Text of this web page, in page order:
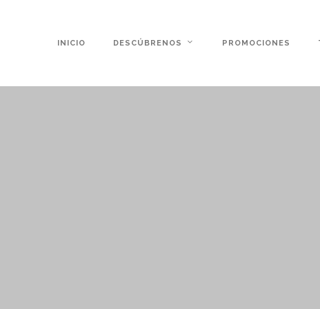
INICIO DESCÚBRENOS PROMOCIONES